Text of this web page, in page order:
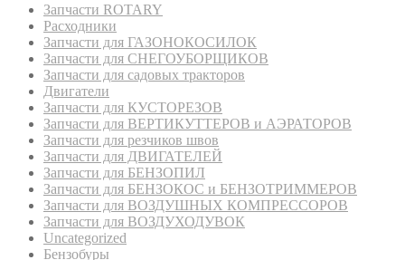
Запчасти ROTARY
Расходники
Запчасти для ГАЗОНОКОСИЛОК
Запчасти для СНЕГОУБОРЩИКОВ
Запчасти для садовых тракторов
Двигатели
Запчасти для КУСТОРЕЗОВ
Запчасти для ВЕРТИКУТТЕРОВ и АЭРАТОРОВ
Запчасти для резчиков швов
Запчасти для ДВИГАТЕЛЕЙ
Запчасти для БЕНЗОПИЛ
Запчасти для БЕНЗОКОС и БЕНЗОТРИММЕРОВ
Запчасти для ВОЗДУШНЫХ КОМПРЕССОРОВ
Запчасти для ВОЗДУХОДУВОК
Uncategorized
Бензобуры